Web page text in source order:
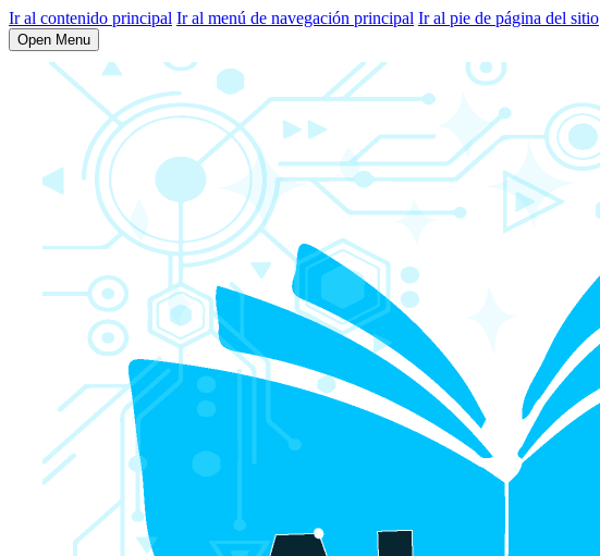
Ir al contenido principal Ir al menú de navegación principal Ir al pie de página del sitio
Open Menu